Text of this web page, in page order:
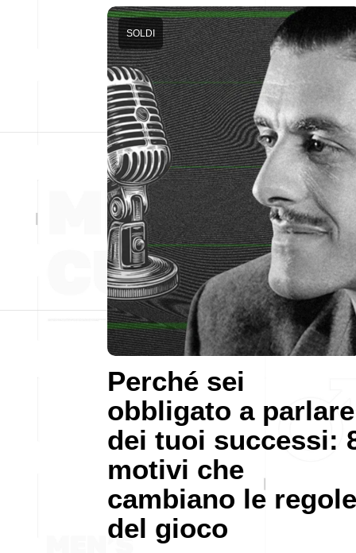
Perché sei
obbligato a parlare
dei tuoi successi:
motivi che
cambiano le regole
del gioco
SOLDI